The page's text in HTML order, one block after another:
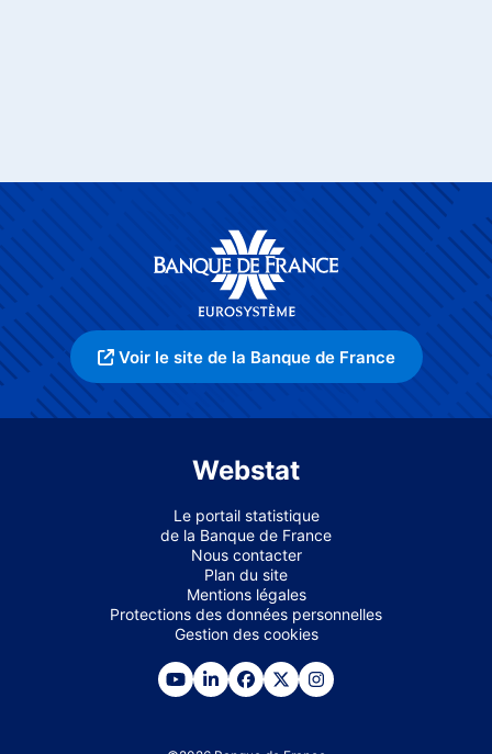
Voir le site de la Banque de France
Webstat
Le portail statistique
de la Banque de France
Nous contacter
Plan du site
Mentions légales
Protections des données personnelles
Gestion des cookies